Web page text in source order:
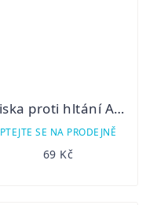
Miska proti hltání Adagio střední
PTEJTE SE NA PRODEJNĚ
69 Kč